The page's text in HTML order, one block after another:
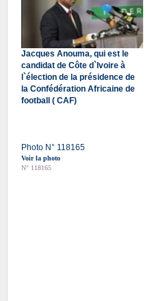
Jacques Anouma, qui est le
candidat de Côte d`Ivoire à
l`élection de la présidence de
la Confédération Africaine de
football ( CAF)
Photo N° 118165
Voir la photo
N° 118165